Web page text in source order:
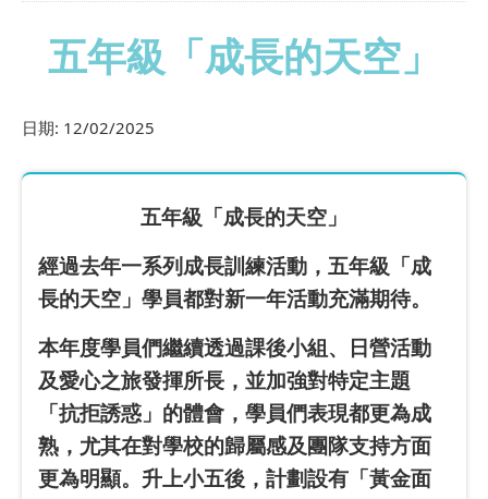
五年級「成長的天空」
日期: 12/02/2025
五年級「成長的天空」
經過去年一系列成長訓練活動，五年級「成
長的天空」學員都對新一年活動充滿期待。
本年度學員們繼續透過課後小組、日營活動
及愛心之旅發揮所長，並加強對特定主題
「抗拒誘惑」的體會，學員們表現都更為成
熟，尤其在對學校的歸屬感及團隊支持方面
更為明顯。升上小五後，計劃設有「黃金面